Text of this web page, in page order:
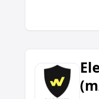
Elektromonteur